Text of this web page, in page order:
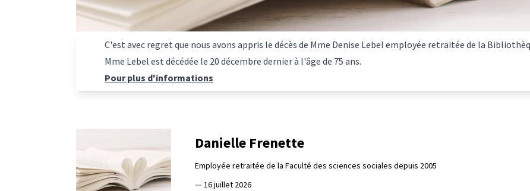
C'est avec regret que nous avons appris le décès de Mme Denise Lebel employée retraitée de la
Mme Lebel est décédée le 20 décembre dernier à l'âge de 75 ans.
Pour plus d'informations
Danielle Frenette
Employée retraitée de la Faculté des sciences sociales depuis 2005
— 16 juillet 2026